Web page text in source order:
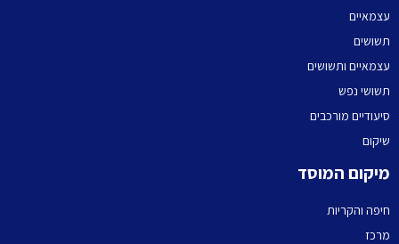
עצמאיים
תשושים
עצמאיים ותשושים
תשושי נפש
סיעודיים מורכבים
שיקום
מיקום המוסד
חיפה והקריות
מרכז